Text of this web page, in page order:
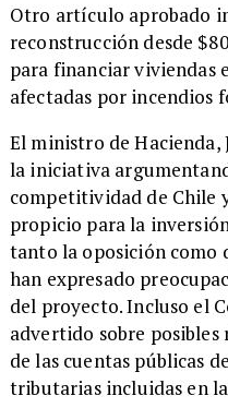
Otro artículo aprobado
reconstrucción desde
para financiar viviendas
afectadas por incendios
El ministro de
la iniciativa
competitividad de Chile
propicio para la
tanto la oposición como
han expresado
del proyecto. Incluso el
advertido sobre
de las cuentas públicas
tributarias incluidas en